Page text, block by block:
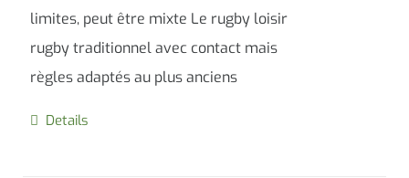
limites, peut être mixte Le rugby loisir
rugby traditionnel avec contact mais
règles adaptés au plus anciens
Details